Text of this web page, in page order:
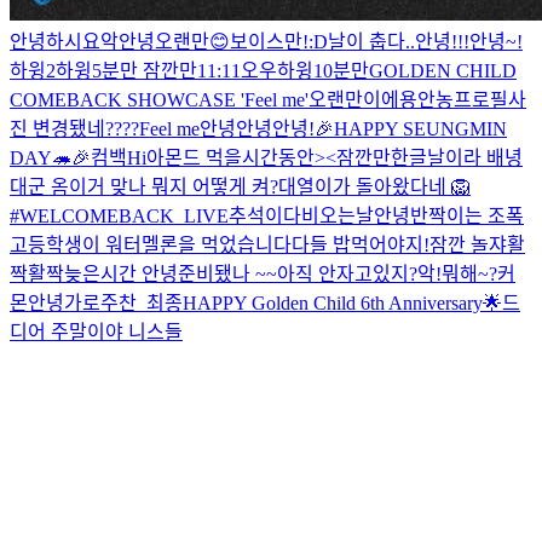
안녕하시요악안녕 오랜만😊보이스만!:D날이 춥다..안녕!!!안녕~!
하윙2하윙5분만 잠깐만11:11 오우하윙10분만GOLDEN CHILD
COMEBACK SHOWCASE 'Feel me'오랜만이에용안농프로필사
진 변경됐네????Feel me안녕안녕안녕!🎉HAPPY SEUNGMIN
DAY🦔🎉컴백Hi아몬드 먹을시간동안><잠깐만한글날이라 배녕
대군 옴이거 맞나 뭐지 어떻게 켜?대열이가 돌아왔다네 🦁
#WELCOMEBACK_LIVE추석이다비오는날안녕반짝이는 조폭
고등학생이 워터멜론을 먹었습니다다들 밥먹어야지!잠깐 놀쟈활
짝활짝늦은시간 안녕준비됐나 ~~아직 안자고있지?악!뭐해~?커
몬안녕가로주찬_최종HAPPY Golden Child 6th Anniversary🌟드
디어 주말이야 니스들